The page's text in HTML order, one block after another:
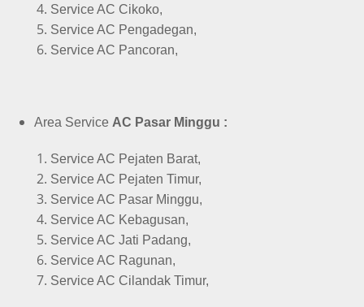
Service AC Cikoko,
Service AC Pengadegan,
Service AC Pancoran,
Area Service AC Pasar Minggu :
Service AC Pejaten Barat,
Service AC Pejaten Timur,
Service AC Pasar Minggu,
Service AC Kebagusan,
Service AC Jati Padang,
Service AC Ragunan,
Service AC Cilandak Timur,